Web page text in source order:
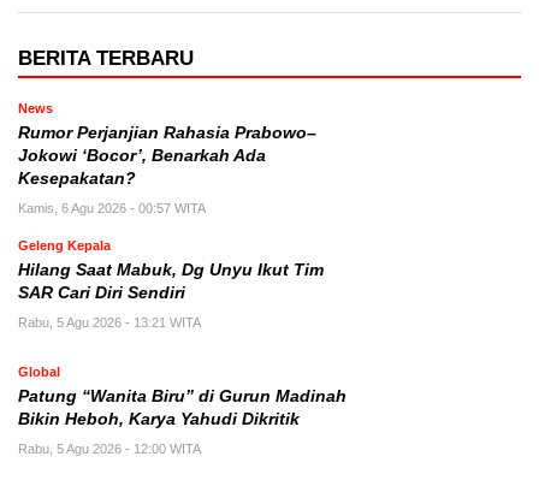
BERITA TERBARU
News
Rumor Perjanjian Rahasia Prabowo–
Jokowi ‘Bocor’, Benarkah Ada
Kesepakatan?
Kamis, 6 Agu 2026 - 00:57 WITA
Geleng Kepala
Hilang Saat Mabuk, Dg Unyu Ikut Tim
SAR Cari Diri Sendiri
Rabu, 5 Agu 2026 - 13:21 WITA
Global
Patung “Wanita Biru” di Gurun Madinah
Bikin Heboh, Karya Yahudi Dikritik
Rabu, 5 Agu 2026 - 12:00 WITA